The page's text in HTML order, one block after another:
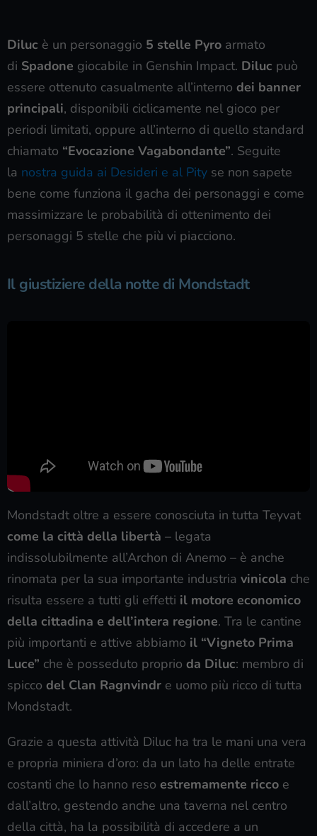
Diluc è un personaggio 5 stelle Pyro armato
di Spadone giocabile in Genshin Impact. Diluc può
essere ottenuto casualmente all’interno dei banner
principali, disponibili ciclicamente nel gioco per
periodi limitati, oppure all’interno di quello standard
chiamato “Evocazione Vagabondante”. Seguite
la nostra guida ai Desideri e al Pity se non sapete
bene come funziona il gacha dei personaggi e come
massimizzare le probabilità di ottenimento dei
personaggi 5 stelle che più vi piacciono.
Il giustiziere della notte di Mondstadt
Mondstadt oltre a essere conosciuta in tutta Teyvat
come la città della libertà – legata
indissolubilmente all’Archon di Anemo – è anche
rinomata per la sua importante industria vinicola che
risulta essere a tutti gli effetti il motore economico
della cittadina e dell’intera regione. Tra le cantine
più importanti e attive abbiamo il “Vigneto Prima
Luce” che è posseduto proprio da Diluc: membro di
spicco del Clan Ragnvindr e uomo più ricco di tutta
Mondstadt.
Grazie a questa attività Diluc ha tra le mani una vera
e propria miniera d’oro: da un lato ha delle entrate
costanti che lo hanno reso estremamente ricco e
dall’altro, gestendo anche una taverna nel centro
della città, ha la possibilità di accedere a un